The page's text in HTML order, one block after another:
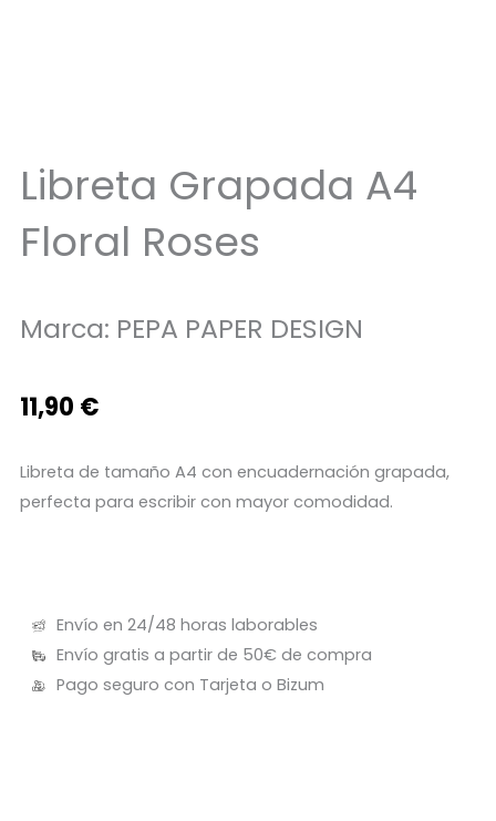
Libreta Grapada A4
Floral Roses
Marca: PEPA PAPER DESIGN
11,90 €
Libreta de tamaño A4 con encuadernación grapada,
perfecta para escribir con mayor comodidad.
Envío en 24/48 horas laborables
Envío gratis a partir de 50€ de compra
Pago seguro con Tarjeta o Bizum